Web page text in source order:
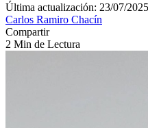
Última actualización: 23/07/
Carlos Ramiro Chacín
Compartir
2 Min de Lectura